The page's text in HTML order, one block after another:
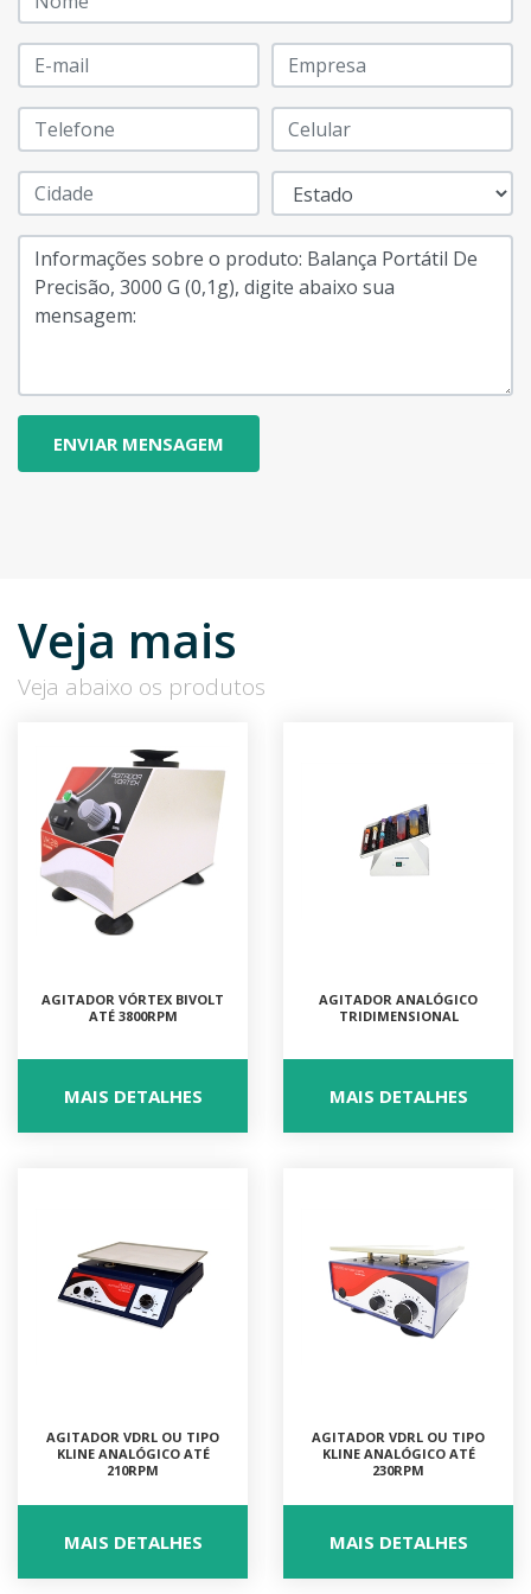
Veja mais
Veja abaixo os produtos
AGITADOR VÓRTEX BIVOLT
ATÉ 3800RPM
MAIS DETALHES
AGITADOR ANALÓGICO
TRIDIMENSIONAL
MAIS DETALHES
AGITADOR VDRL OU TIPO
KLINE ANALÓGICO ATÉ
210RPM
MAIS DETALHES
AGITADOR VDRL OU TIPO
KLINE ANALÓGICO ATÉ
230RPM
MAIS DETALHES